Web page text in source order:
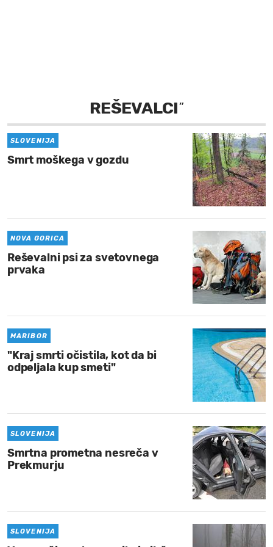
REŠEVALCI”
SLOVENIJA
Smrt moškega v gozdu
NOVA GORICA
Reševalni psi za svetovnega
prvaka
MARIBOR
"Kraj smrti očistila, kot da bi
odpeljala kup smeti"
SLOVENIJA
Smrtna prometna nesreča v
Prekmurju
SLOVENIJA